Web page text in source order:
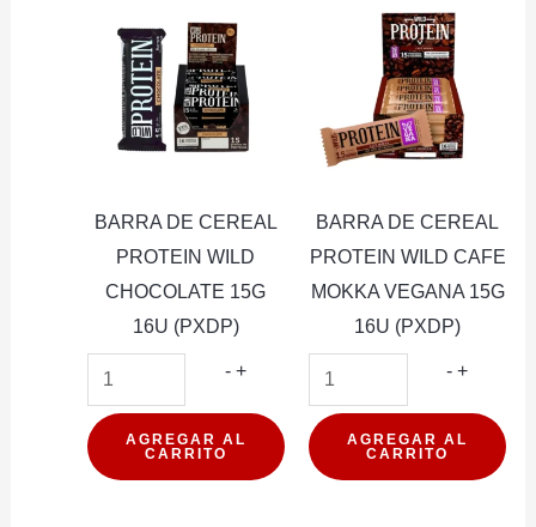
BARRA DE CEREAL
PROTEIN WILD
CHOCOLATE 15G
16U (PXDP)
- BARRA
CEREAL
PROTEIN
+
AGREGAR AL
CARRITO
BARRA DE CEREAL
PROTEIN WILD CAFE
MOKKA VEGANA 15G
16U (PXDP)
- BARRA
CEREAL
+
AGREGAR AL
CARRITO